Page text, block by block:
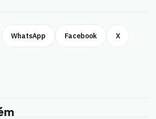
WhatsApp Facebook X